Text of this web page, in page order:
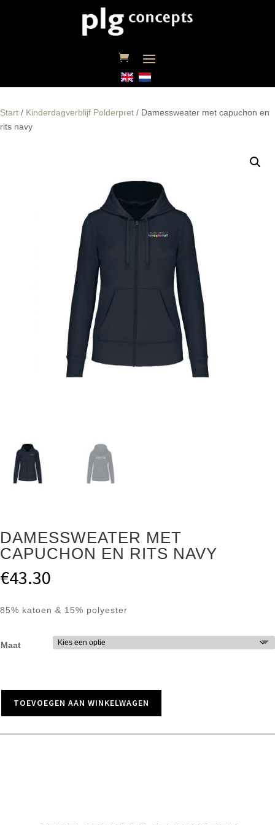
Start / Kinderdagverblijf Polderpret / Damessweater met capuchon en
rits navy
DAMESSWEATER MET
CAPUCHON EN RITS NAVY
€43.30
85% katoen & 15% polyester
Maat
TOEVOEGEN AAN WINKELWAGEN